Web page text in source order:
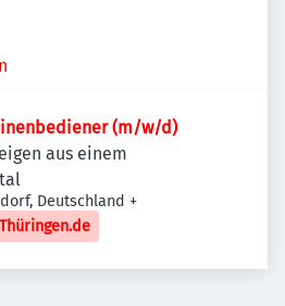
(m/w/d)
aus einem
Deutschland +